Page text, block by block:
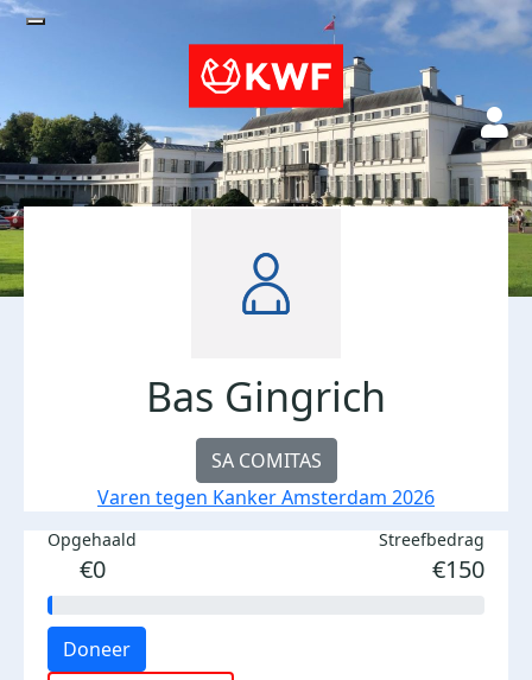
Bas Gingrich
SA COMITAS
Varen tegen Kanker Amsterdam 2026
Opgehaald
€0
Streefbedrag
€150
Doneer